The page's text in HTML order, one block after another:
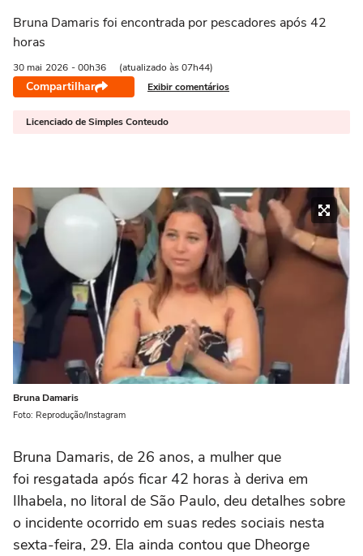
Bruna Damaris foi encontrada por pescadores após 42
horas
30 mai 2026 - 00h36 (atualizado às 07h44)
Compartilhar Exibir comentários
Licenciado de Simples Conteudo
Bruna Damaris
Foto: Reprodução/Instagram
Bruna Damaris, de 26 anos, a mulher que
foi resgatada após ficar 42 horas à deriva em
Ilhabela, no litoral de São Paulo, deu detalhes sobre
o incidente ocorrido em suas redes sociais nesta
sexta-feira, 29. Ela ainda contou que Dheorge